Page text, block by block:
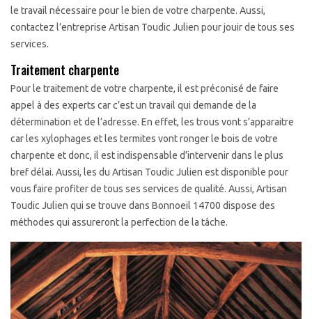
le travail nécessaire pour le bien de votre charpente. Aussi,
contactez l’entreprise Artisan Toudic Julien pour jouir de tous ses
services.
Traitement charpente
Pour le traitement de votre charpente, il est préconisé de faire
appel à des experts car c’est un travail qui demande de la
détermination et de l’adresse. En effet, les trous vont s’apparaitre
car les xylophages et les termites vont ronger le bois de votre
charpente et donc, il est indispensable d’intervenir dans le plus
bref délai. Aussi, les du Artisan Toudic Julien est disponible pour
vous faire profiter de tous ses services de qualité. Aussi, Artisan
Toudic Julien qui se trouve dans Bonnoeil 14700 dispose des
méthodes qui assureront la perfection de la tâche.